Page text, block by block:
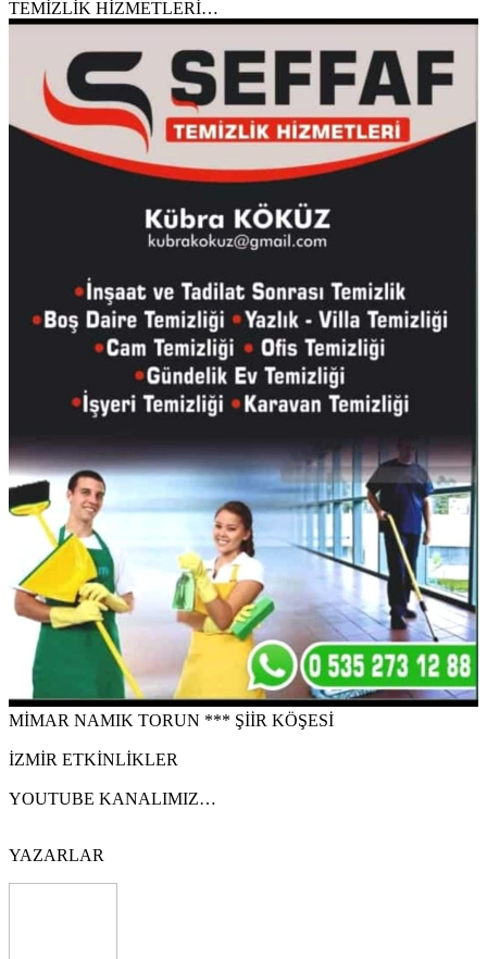
TEMİZLİK HİZMETLERİ…
MİMAR NAMIK TORUN *** ŞİİR KÖŞESİ
İZMİR ETKİNLİKLER
YOUTUBE KANALIMIZ…
YAZARLAR